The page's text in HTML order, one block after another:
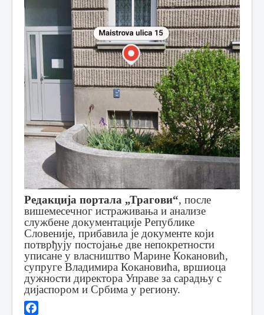
Редакција портала „Трагови“, после
вишемесечног истраживања и анализе
службене документације Републике
Словеније, прибавила је документе који
потврђују постојање две непокретности
уписане у власништво Марине Кокановић,
супруге Владимира Кокановића, вршиоца
дужности директора Управе за сарадњу с
дијаспором и Србима у региону.